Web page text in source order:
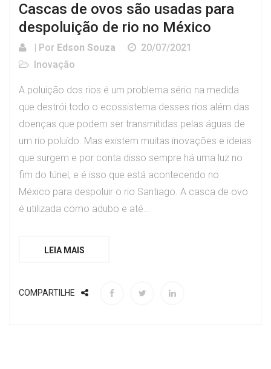
Cascas de ovos são usadas para
despoluição de rio no México
| Por Edson Souza
20/07/2021
Inovação
A poluição dos rios é um problema sério na medida
que destrói todo o ecossistema desses rios além das
doenças que podem ser transmitidas pelas águas de
um rio poluído. Mas existem muitas inovações e ideias
que surgem e por conta disso sempre há uma luz no
fim do túnel, e é isso que está acontecendo no
México para despoluir o rio Santiago. A casca de ovo
é utilizada como adubo e até...
LEIA MAIS
COMPARTILHE